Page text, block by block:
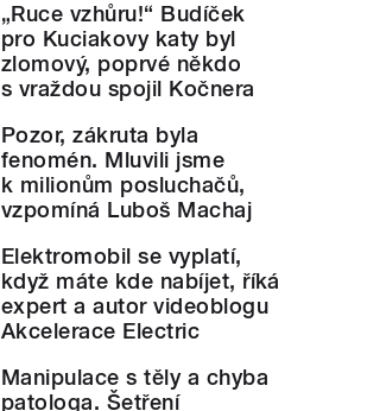
„Ruce vzhůru!“ Budíček
pro Kuciakovy katy byl
zlomový, poprvé někdo
s vraždou spojil Kočnera
Pozor, zákruta byla
fenomén. Mluvili jsme
k milionům posluchačů,
vzpomíná Luboš Machaj
Elektromobil se vyplatí,
když máte kde nabíjet, říká
expert a autor videoblogu
Akcelerace Electric
Manipulace s těly a chyba
patologa. Šetření